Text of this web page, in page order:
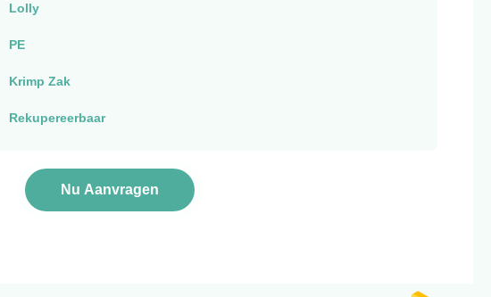
Lolly
PE
Krimp Zak
Rekupereerbaar
Nu Aanvragen